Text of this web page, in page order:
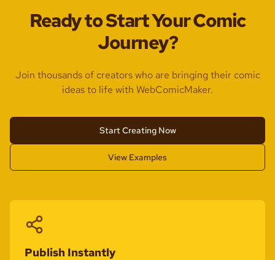
Ready to Start Your Comic
Journey?
Join thousands of creators who are bringing their comic
ideas to life with WebComicMaker.
Start Creating Now
View Examples
Publish Instantly